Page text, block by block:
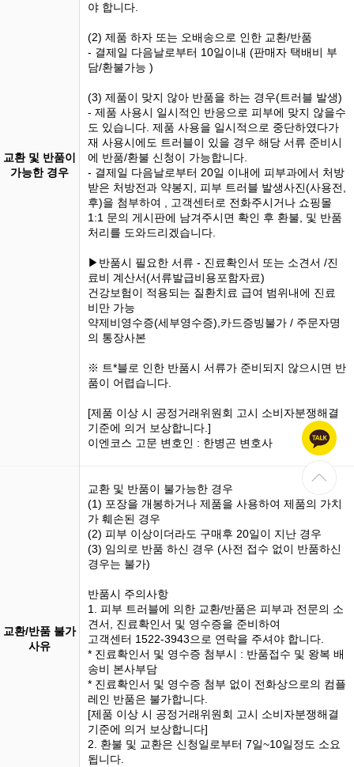
교환 및 반품이
가능한 경우
야 합니다.
(2) 제품 하자 또는 오배송으로 인한 교환/반품
- 결제일 다음날로부터 10일이내 (판매자 택배비 부
담/환불가능 )
(3) 제품이 맞지 않아 반품을 하는 경우(트러블 발생)
- 제품 사용시 일시적인 반응으로 피부에 맞지 않을수
도 있습니다. 제품 사용을 일시적으로 중단하였다가
재 사용시에도 트러블이 있을 경우 해당 서류 준비시
에 반품/환불 신청이 가능합니다.
- 결제일 다음날로부터 20일 이내에 피부과에서 처방
받은 처방전과 약봉지, 피부 트러블 발생사진(사용전,
후)을 첨부하여 , 고객센터로 전화주시거나 쇼핑몰
1:1 문의 게시판에 남겨주시면 확인 후 환불, 및 반품
처리를 도와드리겠습니다.
▶반품시 필요한 서류 - 진료확인서 또는 소견서 /진
료비 계산서(서류발급비용포함자료)
건강보험이 적용되는 질환치료 급여 범위내에 진료
비만 가능
약제비영수증(세부영수증),카드증빙불가 / 주문자명
의 통장사본
※ 트*블로 인한 반품시 서류가 준비되지 않으시면 반
품이 어렵습니다.
[제품 이상 시 공정거래위원회 고시 소비자분쟁해결
기준에 의거 보상합니다.]
이엔코스 고문 변호인 : 한병곤 변호사
교환/반품 불가
사유
교환 및 반품이 불가능한 경우
(1) 포장을 개봉하거나 제품을 사용하여 제품의 가치
가 훼손된 경우
(2) 피부 이상이더라도 구매후 20일이 지난 경우
(3) 임의로 반품 하신 경우 (사전 접수 없이 반품하신
경우는 불가)
반품시 주의사항
1. 피부 트러블에 의한 교환/반품은 피부과 전문의 소
견서, 진료확인서 및 영수증을 준비하여
고객센터 1522-3943으로 연락을 주셔야 합니다.
* 진료확인서 및 영수증 첨부시 : 반품접수 및 왕복 배
송비 본사부담
* 진료확인서 및 영수증 첨부 없이 전화상으로의 컴플
레인 반품은 불가합니다.
[제품 이상 시 공정거래위원회 고시 소비자분쟁해결
기준에 의거 보상합니다]
2. 환불 및 교환은 신청일로부터 7일~10일정도 소요
됩니다.